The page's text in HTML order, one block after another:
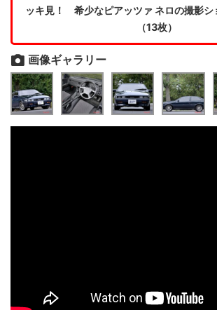
ッキ見！ 希少なピアッツァ ネロの撮影シ
（13枚）
画像ギャラリー